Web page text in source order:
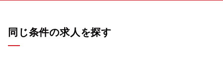
同じ条件の求人を探す